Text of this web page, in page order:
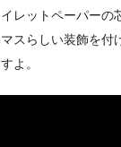
レットペーパーの
スらしい装飾を付
よ。